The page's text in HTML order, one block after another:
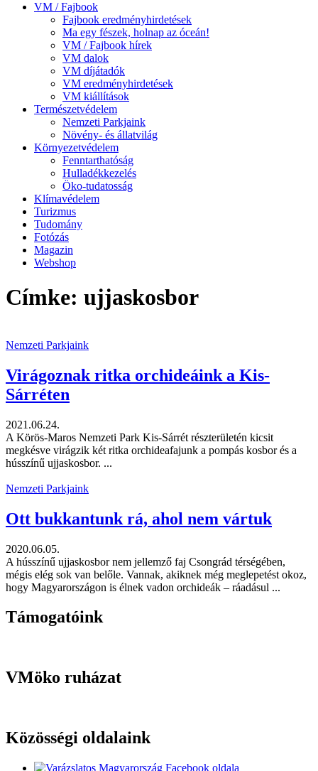
VM / Fajbook
Fajbook eredményhirdetések
Ma egy fészek, holnap az óceán!
VM / Fajbook hírek
VM dalok
VM díjátadók
VM eredményhirdetések
VM kiállítások
Természetvédelem
Nemzeti Parkjaink
Növény- és állatvilág
Környezetvédelem
Fenntarthatóság
Hulladékkezelés
Öko-tudatosság
Klímavédelem
Turizmus
Tudomány
Fotózás
Magazin
Webshop
Címke: ujjaskosbor
Nemzeti Parkjaink
Virágoznak ritka orchideáink a Kis-
Sárréten
2021.06.24.
A Körös-Maros Nemzeti Park Kis-Sárrét részterületén kicsit
megkésve virágzik két ritka orchideafajunk a pompás kosbor és a
hússzínű ujjaskosbor. ...
Nemzeti Parkjaink
Ott bukkantunk rá, ahol nem vártuk
2020.06.05.
A hússzínű ujjaskosbor nem jellemző faj Csongrád térségében,
mégis elég sok van belőle. Vannak, akiknek még meglepetést okoz,
hogy Magyarországon is élnek vadon orchideák – ráadásul ...
Támogatóink
VMöko ruházat
Közösségi oldalaink